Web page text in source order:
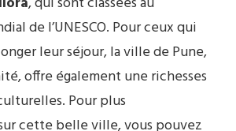
de l’UNESCO. Pour ceux qui
leur séjour, la ville de Pune,
offre également une richesses
Pour plus
cette belle ville, vous pouvez